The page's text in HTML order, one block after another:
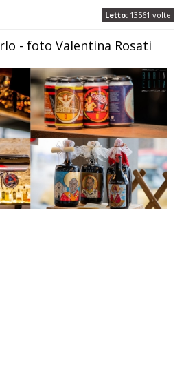
Letto: 13561 volte
- foto Valentina Rosati